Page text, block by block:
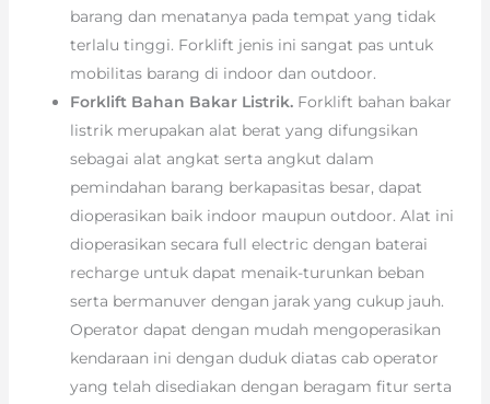
barang dan menatanya pada tempat yang tidak
terlalu tinggi. Forklift jenis ini sangat pas untuk
mobilitas barang di indoor dan outdoor.
Forklift Bahan Bakar Listrik. Forklift bahan bakar
listrik merupakan alat berat yang difungsikan
sebagai alat angkat serta angkut dalam
pemindahan barang berkapasitas besar, dapat
dioperasikan baik indoor maupun outdoor. Alat ini
dioperasikan secara full electric dengan baterai
recharge untuk dapat menaik-turunkan beban
serta bermanuver dengan jarak yang cukup jauh.
Operator dapat dengan mudah mengoperasikan
kendaraan ini dengan duduk diatas cab operator
yang telah disediakan dengan beragam fitur serta